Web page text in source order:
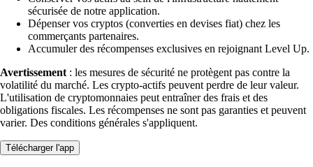
sécurisée de notre application.
Dépenser vos cryptos (converties en devises fiat) chez les
commerçants partenaires.
Accumuler des récompenses exclusives en rejoignant Level Up.
Avertissement : les mesures de sécurité ne protègent pas contre la
volatilité du marché. Les crypto-actifs peuvent perdre de leur valeur.
L'utilisation de cryptomonnaies peut entraîner des frais et des
obligations fiscales. Les récompenses ne sont pas garanties et peuvent
varier. Des conditions générales s'appliquent.
Télécharger l'app